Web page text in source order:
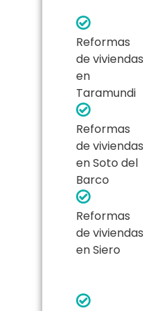
Reformas
de viviendas
en
Taramundi
Reformas
de viviendas
en Soto del
Barco
Reformas
de viviendas
en Siero